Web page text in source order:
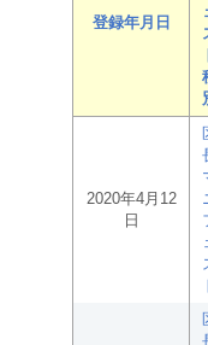
登録年月日
2020年4月12
日